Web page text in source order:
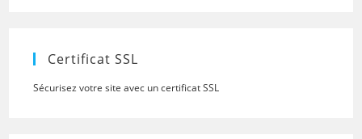
Certificat SSL
Sécurisez votre site avec un certificat SSL